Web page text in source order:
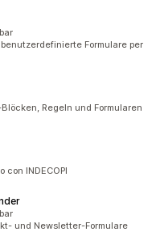
Formulare per
Regeln und Formularen
con INDECOPI
und Newsletter-Formulare